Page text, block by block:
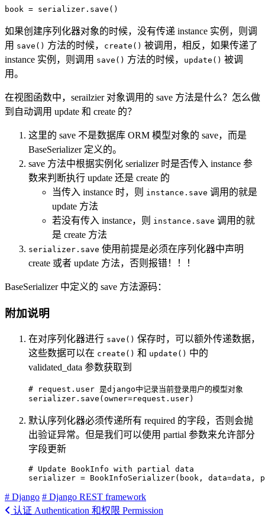
book = serializer . save ( )
如果创建序列化器对象的时候，没有传递 instance 实例，则调
用 save() 方法的时候， create() 被调用，相反，如果传递了
instance 实例，则调用 save() 方法的时候， update() 被调
用。
在视图函数中，serailzier 对象调用的 save 方法是什么？怎么做
到自动调用 update 和 create 的？
这里的 save 不是数据库 ORM 模型对象的 save，而是
BaseSerializer 定义的。
save 方法中根据实例化 serializer 时是否传入 instance 参
数来判断执行 update 还是 create 的
当传入 instance 时，则 instance.save 调用的就是
update 方法
若没有传入 instance，则 instance.save 调用的就
是 create 方法
serializer.save 使用前提是必须在序列化器中声明
create 或者 update 方法，否则报错！！！
BaseSerializer 中定义的 save 方法源码：
附加说明
在对序列化器进行 save() 保存时，可以额外传递数据，
这些数据可以在 create() 和 update() 中的
validated_data 参数获取到
# request.user 是django中记录当前登录用户的模型对象
serializer . save ( owner=request . user)
默认序列化器必须传递所有 required 的字段，否则会抛
出验证异常。但是我们可以使用 partial 参数来允许部分
字段更新
# Update BookInfo with partial data
serializer = BookInfoSerializer( book , data=data ,
# Django # Django REST framework
认证 Authentication 和权限 Permission